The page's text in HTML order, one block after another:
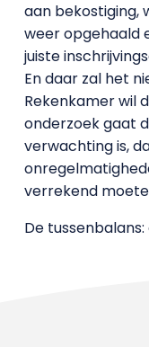
aan bekostiging,
weer opgehaald
juiste
En daar zal het
Rekenkamer wil
onderzoek gaat
verwachting is,
verrekend
De tussenbalans: